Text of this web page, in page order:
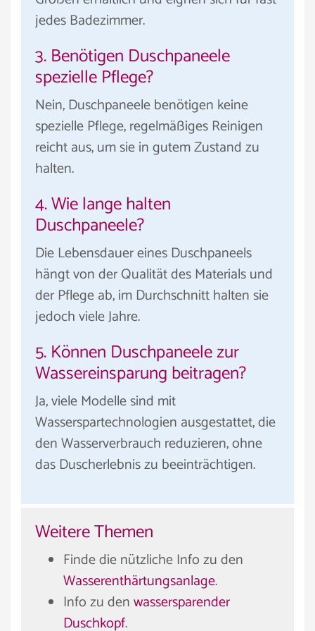
jedes Badezimmer.
3. Benötigen Duschpaneele
spezielle Pflege?
Nein, Duschpaneele benötigen keine
spezielle Pflege, regelmäßiges Reinigen
reicht aus, um sie in gutem Zustand zu
halten.
4. Wie lange halten
Duschpaneele?
Die Lebensdauer eines Duschpaneels
hängt von der Qualität des Materials und
der Pflege ab, im Durchschnitt halten sie
jedoch viele Jahre.
5. Können Duschpaneele zur
Wassereinsparung beitragen?
Ja, viele Modelle sind mit
Wasserspartechnologien ausgestattet, die
den Wasserverbrauch reduzieren, ohne
das Duscherlebnis zu beeinträchtigen.
Weitere Themen
Finde die nützliche Info zu den
Wasserenthärtungsanlage.
Info zu denwassersparender
Duschkopf.